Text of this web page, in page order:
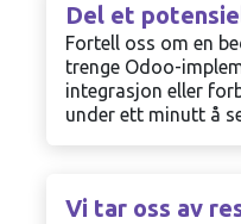
Del et
Fortell oss om en
trenge Odoo-
integrasjon eller
under ett minutt å
Vi tar oss av